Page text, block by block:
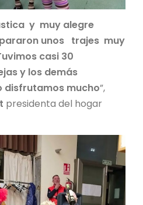
y muy alegre
unos trajes muy
casi 30
y los demás
disfrutamos mucho”,
presidenta del hogar